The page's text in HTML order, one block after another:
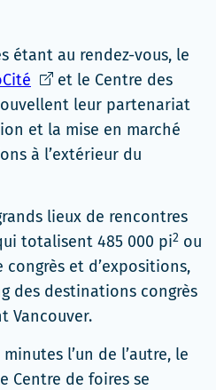
étant au rendez-vous, le
Ce
lien
s'ouvrira
dans
fenêtre
et le Centre des
leur partenariat
et la mise en marché
à l’extérieur du
lieux de rencontres
totalisent 485 000 pi2 ou
congrès et d’expositions,
des destinations congrès
Vancouver.
l’un de l’autre, le
Centre de foires se